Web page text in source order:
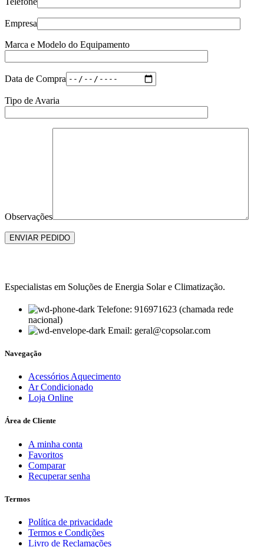
Empresa
Marca e Modelo do Equipamento
Data de Compra
Tipo de Avaria
Observações
Especialistas em Soluções de Energia Solar e Climatização.
Telefone: 916971623 (chamada rede
nacional)
Email: geral@copsolar.com
Navegação
Acessórios Aquecimento
Ar Condicionado
Loja Online
Área de Cliente
A minha conta
Favoritos
Comparar
Recuperar senha
Termos
Política de privacidade
Termos e Condições
Livro de Reclamações